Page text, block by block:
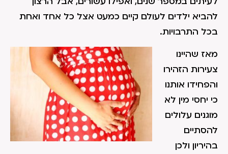
להביא ילדים לעולם קיים כמעט אצל כל אחד ואחת
בכל התרבויות.
מאז שהיינו
צעירות הזהירו
והפחידו אותנו
כי יחסי מין לא
מוגנים עלולים
להסתיים
בהיריון ולכן